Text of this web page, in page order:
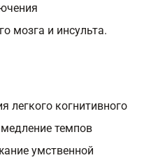
мозга и инсульта.
легкого когнитивного
темпов
умственной